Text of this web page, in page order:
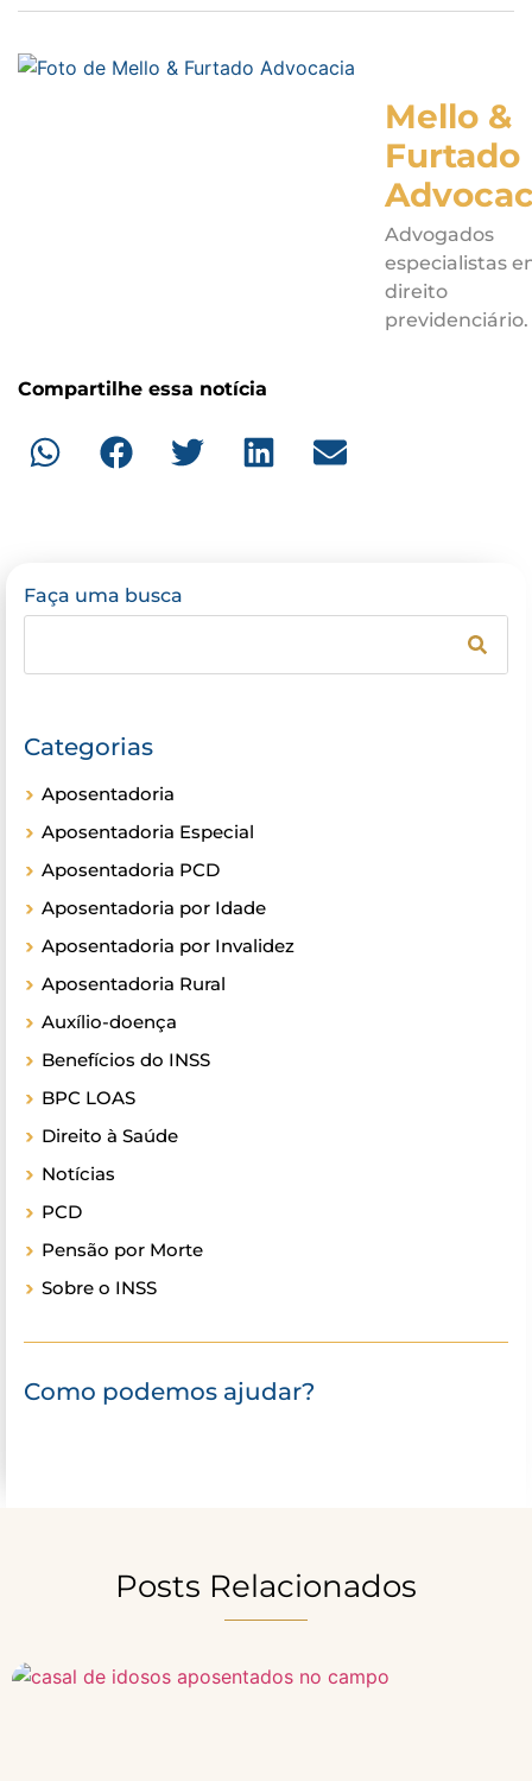
Mello &
Furtado
Advogados
especialistas
direito
previdenciário.
Compartilhe essa notícia
Faça uma busca
Categorias
Aposentadoria
Aposentadoria Especial
Aposentadoria PCD
Aposentadoria por Idade
Aposentadoria por Invalidez
Aposentadoria Rural
Auxílio-doença
Benefícios do INSS
BPC LOAS
Direito à Saúde
Notícias
PCD
Pensão por Morte
Sobre o INSS
Como podemos ajudar?
Posts Relacionados